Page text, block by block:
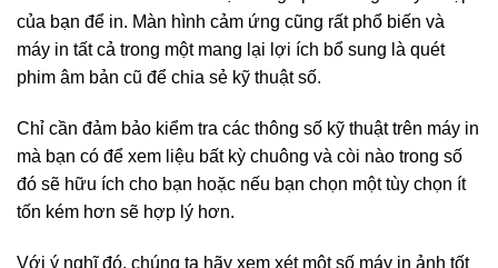
của bạn để in. Màn hình cảm ứng cũng rất phổ biến và
máy in tất cả trong một mang lại lợi ích bổ sung là quét
phim âm bản cũ để chia sẻ kỹ thuật số.
Chỉ cần đảm bảo kiểm tra các thông số kỹ thuật trên máy in
mà bạn có để xem liệu bất kỳ chuông và còi nào trong số
đó sẽ hữu ích cho bạn hoặc nếu bạn chọn một tùy chọn ít
tốn kém hơn sẽ hợp lý hơn.
Với ý nghĩ đó, chúng ta hãy xem xét một số máy in ảnh tốt